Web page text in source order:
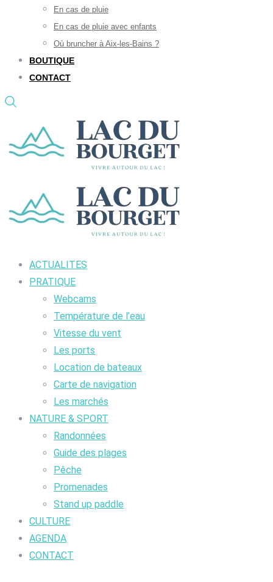
En cas de pluie
En cas de pluie avec enfants
Où bruncher à Aix-les-Bains ?
BOUTIQUE
CONTACT
ACTUALITES
PRATIQUE
Webcams
Température de l’eau
Vitesse du vent
Les ports
Location de bateaux
Carte de navigation
Les marchés
NATURE & SPORT
Randonnées
Guide des plages
Pêche
Promenades
Stand up paddle
CULTURE
AGENDA
CONTACT